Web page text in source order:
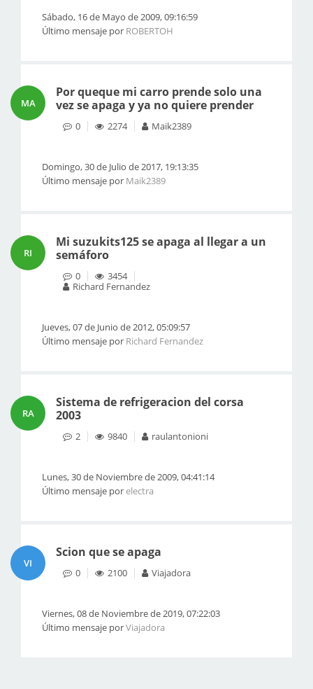
Sábado, 16 de Mayo de 2009, 09:16:59
Último mensaje por ROBERTOH
MA
Por queque mi carro prende solo una
vez se apaga y ya no quiere prender
0 2274 Maik2389
Domingo, 30 de Julio de 2017, 19:13:35
Último mensaje por Maik2389
RI
Mi suzukits125 se apaga al llegar a un
semáforo
0
3454
Richard Fernandez
Jueves, 07 de Junio de 2012, 05:09:57
Último mensaje por Richard Fernandez
RA
Sistema de refrigeracion del corsa
2003
2 9840 raulantonioni
Lunes, 30 de Noviembre de 2009, 04:41:14
Último mensaje porelectra
VI
Scion que se apaga
0 2100 Viajadora
Viernes, 08 de Noviembre de 2019, 07:22:03
Último mensaje porViajadora